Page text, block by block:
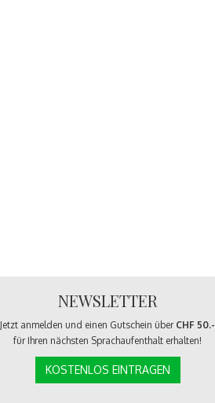
NEWSLETTER
Jetzt anmelden und einen Gutschein über CHF 50.-
für Ihren nächsten Sprachaufenthalt erhalten!
KOSTENLOS EINTRAGEN